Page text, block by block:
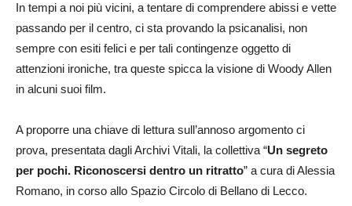
In tempi a noi più vicini, a tentare di comprendere abissi e vette
passando per il centro, ci sta provando la psicanalisi, non
sempre con esiti felici e per tali contingenze oggetto di
attenzioni ironiche, tra queste spicca la visione di Woody Allen
in alcuni suoi film.
A proporre una chiave di lettura sull’annoso argomento ci
prova, presentata dagli Archivi Vitali, la collettiva “Un segreto
per pochi. Riconoscersi dentro un ritratto” a cura di Alessia
Romano, in corso allo Spazio Circolo di Bellano di Lecco.